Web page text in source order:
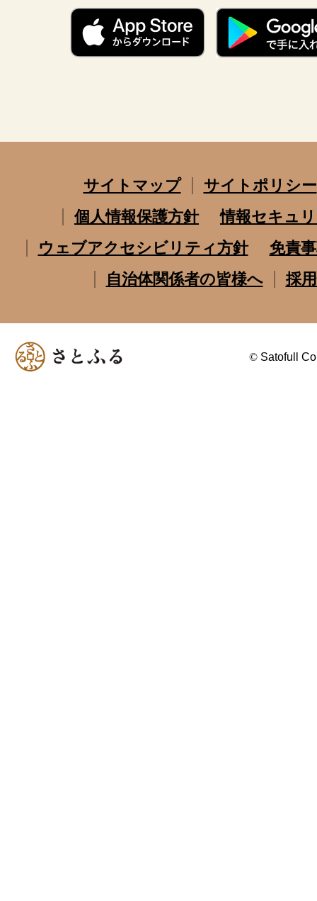
サイトマップ
サイトポリシー
個人情報保護方針
情報セキュ
ウェブアクセシビリティ方針
免責
自治体関係者の皆様へ
採
© Satofull